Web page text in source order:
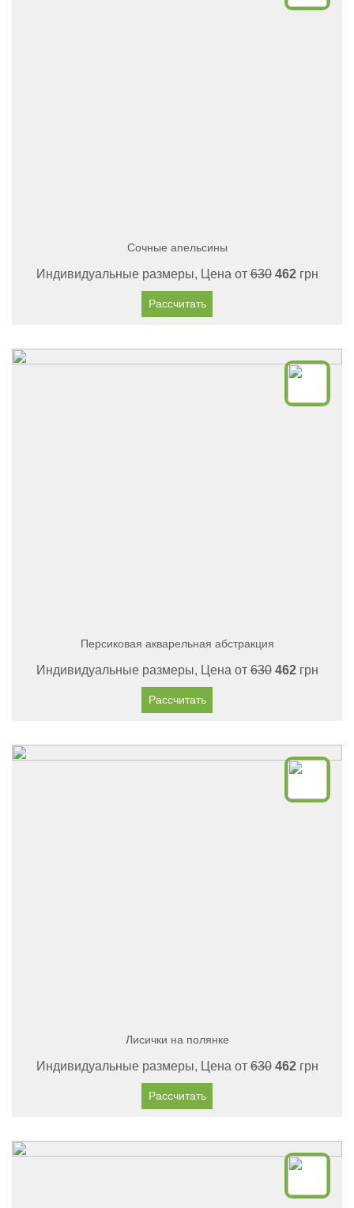
Сочные апельсины
Индивидуальные размеры, Цена от630 462грн
Рассчитать
Персиковая акварельная абстракция
Индивидуальные размеры, Цена от630 462грн
Рассчитать
Лисички на полянке
Индивидуальные размеры, Цена от630 462грн
Рассчитать